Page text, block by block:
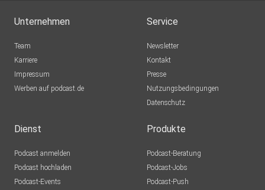
Unternehmen
Team
Karriere
Impressum
Werben auf podcast.de
Service
Newsletter
Kontakt
Presse
Nutzungsbedingungen
Datenschutz
Dienst
Podcast anmelden
Podcast hochladen
Podcast-Events
Produkte
Podcast-Beratung
Podcast-Jobs
Podcast-Push